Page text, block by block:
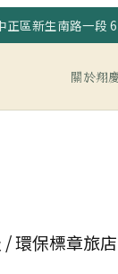
正區新生南路一段
關於翔
環保標章旅店